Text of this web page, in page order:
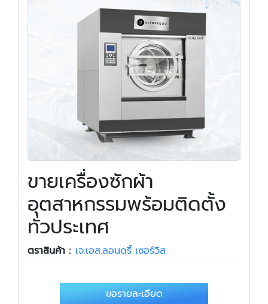
ขายเครื่องซักผ้า
อุตสาหกรรมพร้อมติดตั้ง
ทั่วประเทศ
ตราสินค้า : เจ.เอส.ลอนดรี้ เซอร์วิส
ขอรายละเอียด